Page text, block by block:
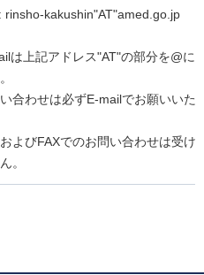
rinsho-kakushin"AT"amed.go.jp
は上記アドレス"AT"の部分を@に
合わせは必ずE-mailでお願いいた
よびFAXでのお問い合わせは受け
。